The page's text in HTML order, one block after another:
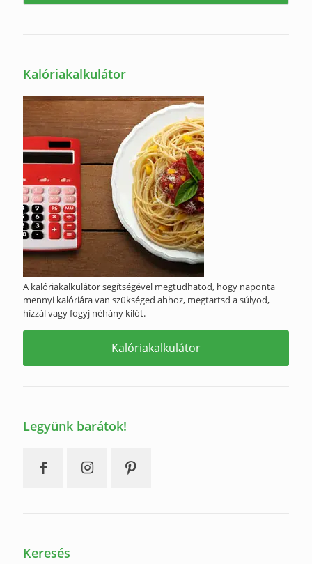
Kalóriakalkulátor
A kalóriakalkulátor segítségével megtudhatod, hogy naponta
mennyi kalóriára van szükséged ahhoz, megtartsd a súlyod,
hízzál vagy fogyj néhány kilót.
Kalóriakalkulátor
Legyünk barátok!
Keresés